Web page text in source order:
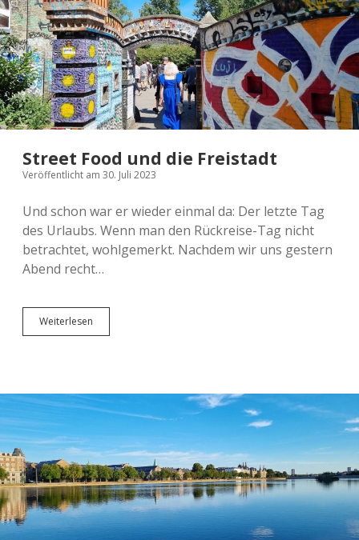
Street Food und die Freistadt
Veröffentlicht am 30. Juli 2023
Und schon war er wieder einmal da: Der letzte Tag
des Urlaubs. Wenn man den Rückreise-Tag nicht
betrachtet, wohlgemerkt. Nachdem wir uns gestern
Abend recht…
Weiterlesen
Food